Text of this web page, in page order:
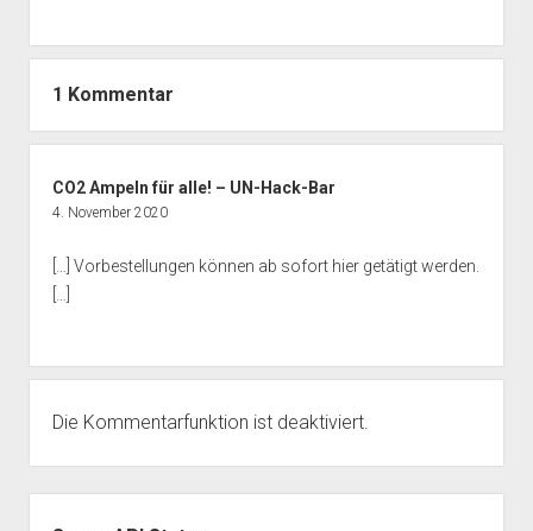
1 Kommentar
CO2 Ampeln für alle! – UN-Hack-Bar
4. November 2020
[…] Vorbestellungen können ab sofort hier getätigt werden.
[…]
Die Kommentarfunktion ist deaktiviert.